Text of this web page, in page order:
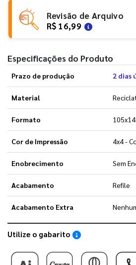
Revisão de Arquivo
R$ 16,99
Especificações do Produto
Prazo de produção 2 dias
Material
Formato
Cor de Impressão 4x4 -
Enobrecimento Sem
Acabamento Refile
Acabamento Extra
Utilize o gabarito Saiba como utilizar